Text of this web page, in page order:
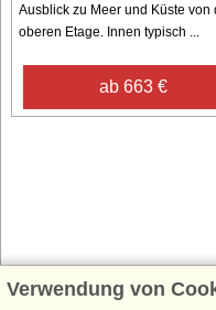
Ausblick zu Meer und Küste von
oberen Etage. Innen typisch ...
ab 663 €
Schließen Sie sich 100.000
Verwendung von